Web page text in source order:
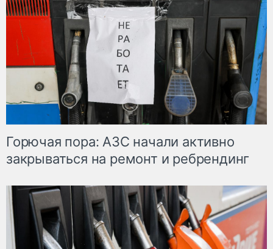
Горючая пора: АЗС начали активно
закрываться на ремонт и ребрендинг